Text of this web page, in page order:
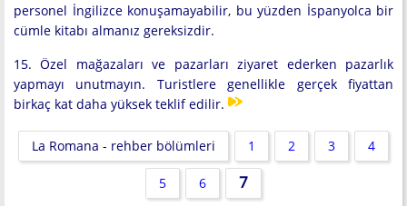
personel İngilizce konuşamayabilir, bu yüzden İspanyolca bir
cümle kitabı almanız gereksizdir.
15. Özel mağazaları ve pazarları ziyaret ederken pazarlık
yapmayı unutmayın. Turistlere genellikle gerçek fiyattan
birkaç kat daha yüksek teklif edilir.
La Romana - rehber bölümleri 1 2 3 4
5 6 7